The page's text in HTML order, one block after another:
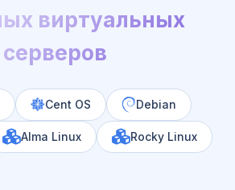
виртуальных
серверов
Cent OS Debian
Alma Linux Rocky Linux